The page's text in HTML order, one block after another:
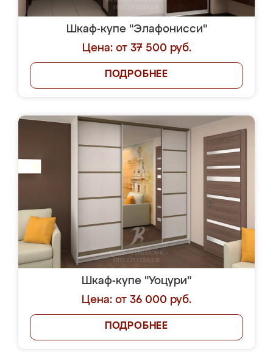
Шкаф-купе "Элафонисси"
Цена: от 37 500 руб.
ПОДРОБНЕЕ
Шкаф-купе "Уоцури"
Цена: от 36 000 руб.
ПОДРОБНЕЕ